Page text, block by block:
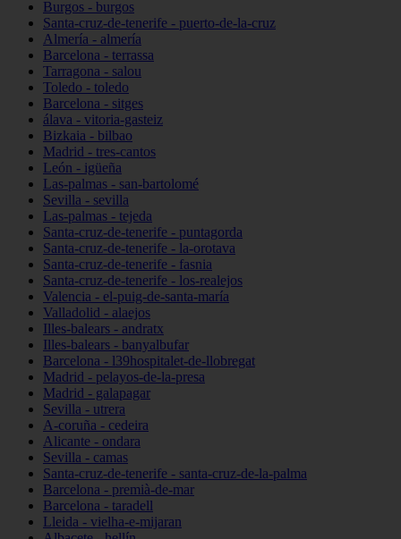
Burgos - burgos
Santa-cruz-de-tenerife - puerto-de-la-cruz
Almería - almería
Barcelona - terrassa
Tarragona - salou
Toledo - toledo
Barcelona - sitges
álava - vitoria-gasteiz
Bizkaia - bilbao
Madrid - tres-cantos
León - igüeña
Las-palmas - san-bartolomé
Sevilla - sevilla
Las-palmas - tejeda
Santa-cruz-de-tenerife - puntagorda
Santa-cruz-de-tenerife - la-orotava
Santa-cruz-de-tenerife - fasnia
Santa-cruz-de-tenerife - los-realejos
Valencia - el-puig-de-santa-maría
Valladolid - alaejos
Illes-balears - andratx
Illes-balears - banyalbufar
Barcelona - l39hospitalet-de-llobregat
Madrid - pelayos-de-la-presa
Madrid - galapagar
Sevilla - utrera
A-coruña - cedeira
Alicante - ondara
Sevilla - camas
Santa-cruz-de-tenerife - santa-cruz-de-la-palma
Barcelona - premià-de-mar
Barcelona - taradell
Lleida - vielha-e-mijaran